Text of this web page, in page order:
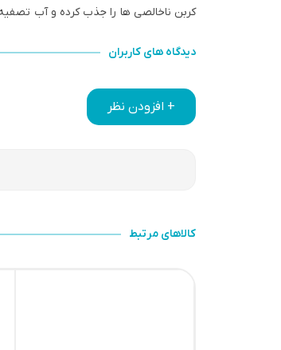
کربن ناخالصی ها را جذب کرده و آب
دیدگاه های کاربران
+ افزودن نظر
کالاهای مرتبط